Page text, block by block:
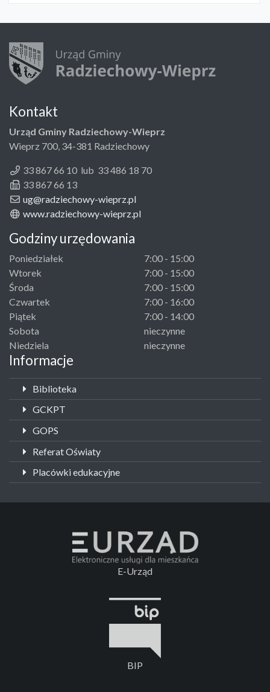
Kontakt
Urząd Gminy Radziechowy-Wieprz
Wieprz 700, 34-381 Radziechowy
33 867 66 10 lub 33 486 18 70
33 867 66 13
ug@radziechowy-wieprz.pl
www.radziechowy-wieprz.pl
Godziny urzędowania
Poniedziałek
7:00 - 15:00
Wtorek
7:00 - 15:00
Środa
7:00 - 15:00
Czwartek
7:00 - 16:00
Piątek
7:00 - 14:00
Sobota
nieczynne
Niedziela
nieczynne
Informacje
Biblioteka
GCKPT
GOPS
Referat Oświaty
Placówki edukacyjne
E-Urząd
BIP